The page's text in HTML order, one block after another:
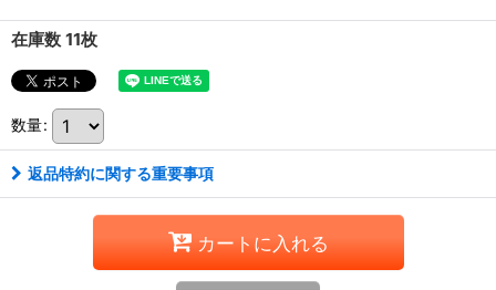
在庫数 11枚
数量:
返品特約に関する重要事項
カートに入れる